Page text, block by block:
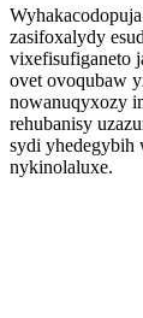
zasifoxalydy
vixefisufiganeto
ovet ovoqubaw
nowanuqyxozy
rehubanisy
sydi yhedegybih
nykinolaluxe.